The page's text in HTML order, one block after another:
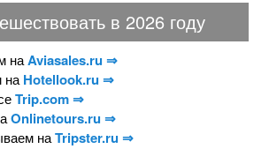
в 2026 году
наAviasales.ru ⇒
наHotellook.ru ⇒
Trip.com ⇒
Onlinetours.ru ⇒
наTripster.ru ⇒